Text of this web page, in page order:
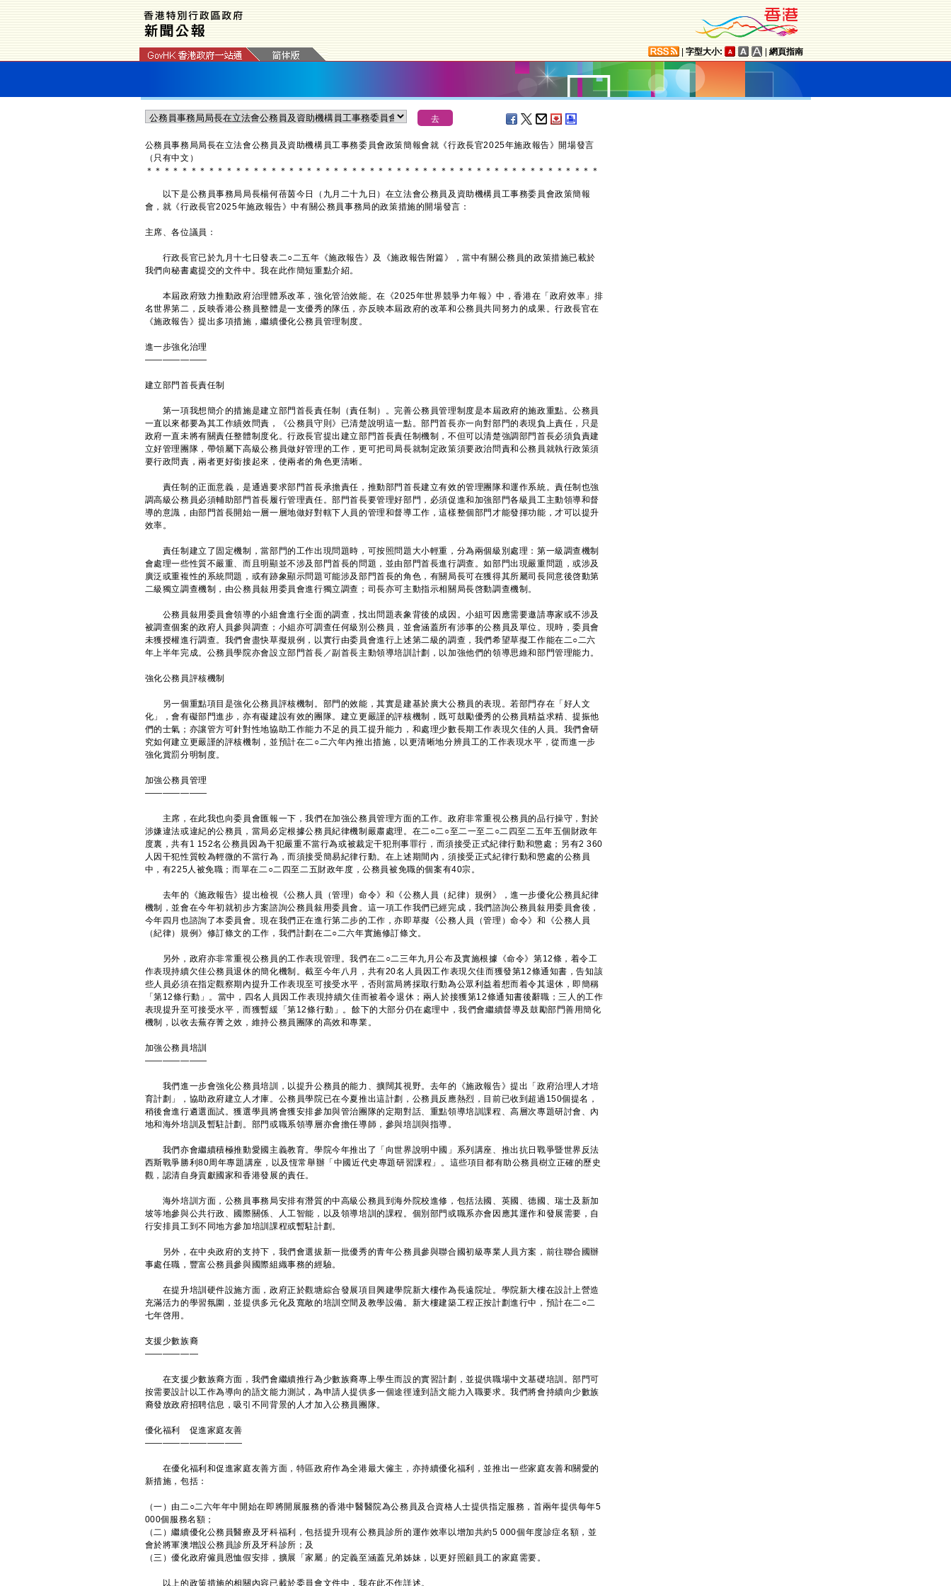
字型大小: 網頁指南
公務員事務局局長在立法會公務員及資助機構員工事務委員會政策簡報會就《行政長官2025年施政報告》開場發言
（只有中文）
＊ ＊ ＊ ＊ ＊ ＊ ＊ ＊ ＊ ＊ ＊ ＊ ＊ ＊ ＊ ＊ ＊ ＊ ＊ ＊ ＊ ＊ ＊ ＊ ＊ ＊ ＊ ＊ ＊ ＊ ＊ ＊ ＊ ＊ ＊ ＊ ＊ ＊ ＊ ＊ ＊ ＊ ＊ ＊ ＊ ＊ ＊ ＊ ＊ ＊ ＊
以下是公務員事務局局長楊何蓓茵今日（九月二十九日）在立法會公務員及資助機構員工事務委員會政策簡報
會，就《行政長官2025年施政報告》中有關公務員事務局的政策措施的開場發言：
主席、各位議員：
行政長官已於九月十七日發表二○二五年《施政報告》及《施政報告附篇》，當中有關公務員的政策措施已載於
我們向秘書處提交的文件中。我在此作簡短重點介紹。
本屆政府致力推動政府治理體系改革，強化管治效能。在《2025年世界競爭力年報》中，香港在「政府效率」排
名世界第二，反映香港公務員整體是一支優秀的隊伍，亦反映本屆政府的改革和公務員共同努力的成果。行政長官在
《施政報告》提出多項措施，繼續優化公務員管理制度。
進一步強化治理
———————
建立部門首長責任制
第一項我想簡介的措施是建立部門首長責任制（責任制）。完善公務員管理制度是本屆政府的施政重點。公務員
一直以來都要為其工作績效問責，《公務員守則》已清楚說明這一點。部門首長亦一向對部門的表現負上責任，只是
政府一直未將有關責任整體制度化。行政長官提出建立部門首長責任制機制，不但可以清楚強調部門首長必須負責建
立好管理團隊，帶領屬下高級公務員做好管理的工作，更可把司局長就制定政策須要政治問責和公務員就執行政策須
要行政問責，兩者更好銜接起來，使兩者的角色更清晰。
責任制的正面意義，是通過要求部門首長承擔責任，推動部門首長建立有效的管理團隊和運作系統。責任制也強
調高級公務員必須輔助部門首長履行管理責任。部門首長要管理好部門，必須促進和加強部門各級員工主動領導和督
導的意識，由部門首長開始一層一層地做好對轄下人員的管理和督導工作，這樣整個部門才能發揮功能，才可以提升
效率。
責任制建立了固定機制，當部門的工作出現問題時，可按照問題大小輕重，分為兩個級別處理：第一級調查機制
會處理一些性質不嚴重、而且明顯並不涉及部門首長的問題，並由部門首長進行調查。如部門出現嚴重問題，或涉及
廣泛或重複性的系統問題，或有跡象顯示問題可能涉及部門首長的角色，有關局長可在獲得其所屬司長同意後啓動第
二級獨立調查機制，由公務員敍用委員會進行獨立調查；司長亦可主動指示相關局長啓動調查機制。
公務員敍用委員會領導的小組會進行全面的調查，找出問題表象背後的成因。小組可因應需要邀請專家或不涉及
被調查個案的政府人員參與調查；小組亦可調查任何級別公務員，並會涵蓋所有涉事的公務員及單位。現時，委員會
未獲授權進行調查。我們會盡快草擬規例，以實行由委員會進行上述第二級的調查，我們希望草擬工作能在二○二六
年上半年完成。公務員學院亦會設立部門首長／副首長主動領導培訓計劃，以加強他們的領導思維和部門管理能力。
強化公務員評核機制
另一個重點項目是強化公務員評核機制。部門的效能，其實是建基於廣大公務員的表現。若部門存在「好人文
化」，會有礙部門進步，亦有礙建設有效的團隊。建立更嚴謹的評核機制，既可鼓勵優秀的公務員精益求精、提振他
們的士氣；亦讓管方可針對性地協助工作能力不足的員工提升能力，和處理少數長期工作表現欠佳的人員。我們會研
究如何建立更嚴謹的評核機制，並預計在二○二六年內推出措施，以更清晰地分辨員工的工作表現水平，從而進一步
強化賞罰分明制度。
加強公務員管理
———————
主席，在此我也向委員會匯報一下，我們在加強公務員管理方面的工作。政府非常重視公務員的品行操守，對於
涉嫌違法或違紀的公務員，當局必定根據公務員紀律機制嚴肅處理。在二○二○至二一至二○二四至二五年五個財政年
度裏，共有1 152名公務員因為干犯嚴重不當行為或被裁定干犯刑事罪行，而須接受正式紀律行動和懲處；另有2 360
人因干犯性質較為輕微的不當行為，而須接受簡易紀律行動。在上述期間內，須接受正式紀律行動和懲處的公務員
中，有225人被免職；而單在二○二四至二五財政年度，公務員被免職的個案有40宗。
去年的《施政報告》提出檢視《公務人員（管理）命令》和《公務人員（紀律）規例》，進一步優化公務員紀律
機制，並會在今年初就初步方案諮詢公務員敍用委員會。這一項工作我們已經完成，我們諮詢公務員敍用委員會後，
今年四月也諮詢了本委員會。現在我們正在進行第二步的工作，亦即草擬《公務人員（管理）命令》和《公務人員
（紀律）規例》修訂條文的工作，我們計劃在二○二六年實施修訂條文。
另外，政府亦非常重視公務員的工作表現管理。我們在二○二三年九月公布及實施根據《命令》第12條，着令工
作表現持續欠佳公務員退休的簡化機制。截至今年八月，共有20名人員因工作表現欠佳而獲發第12條通知書，告知該
些人員必須在指定觀察期內提升工作表現至可接受水平，否則當局將採取行動為公眾利益着想而着令其退休，即簡稱
「第12條行動」。當中，四名人員因工作表現持續欠佳而被着令退休；兩人於接獲第12條通知書後辭職；三人的工作
表現提升至可接受水平，而獲暫緩「第12條行動」。餘下的大部分仍在處理中，我們會繼續督導及鼓勵部門善用簡化
機制，以收去蕪存菁之效，維持公務員團隊的高效和專業。
加強公務員培訓
———————
我們進一步會強化公務員培訓，以提升公務員的能力、擴闊其視野。去年的《施政報告》提出「政府治理人才培
育計劃」，協助政府建立人才庫。公務員學院已在今夏推出這計劃，公務員反應熱烈，目前已收到超過150個提名，
稍後會進行遴選面試。獲選學員將會獲安排參加與管治團隊的定期對話、重點領導培訓課程、高層次專題研討會、內
地和海外培訓及暫駐計劃。部門或職系領導層亦會擔任導師，參與培訓與指導。
我們亦會繼續積極推動愛國主義教育。學院今年推出了「向世界說明中國」系列講座、推出抗日戰爭暨世界反法
西斯戰爭勝利80周年專題講座，以及恆常舉辦「中國近代史專題研習課程」。這些項目都有助公務員樹立正確的歷史
觀，認清自身貢獻國家和香港發展的責任。
海外培訓方面，公務員事務局安排有潛質的中高級公務員到海外院校進修，包括法國、英國、德國、瑞士及新加
坡等地參與公共行政、國際關係、人工智能，以及領導培訓的課程。個別部門或職系亦會因應其運作和發展需要，自
行安排員工到不同地方參加培訓課程或暫駐計劃。
另外，在中央政府的支持下，我們會選拔新一批優秀的青年公務員參與聯合國初級專業人員方案，前往聯合國辦
事處任職，豐富公務員參與國際組織事務的經驗。
在提升培訓硬件設施方面，政府正於觀塘綜合發展項目興建學院新大樓作為長遠院址。學院新大樓在設計上營造
充滿活力的學習氛圍，並提供多元化及寬敞的培訓空間及教學設備。新大樓建築工程正按計劃進行中，預計在二○二
七年啓用。
支援少數族裔
——————
在支援少數族裔方面，我們會繼續推行為少數族裔專上學生而設的實習計劃，並提供職場中文基礎培訓。部門可
按需要設計以工作為導向的語文能力測試，為申請人提供多一個途徑達到語文能力入職要求。我們將會持續向少數族
裔發放政府招聘信息，吸引不同背景的人才加入公務員團隊。
優化福利 促進家庭友善
———————————
在優化福利和促進家庭友善方面，特區政府作為全港最大僱主，亦持續優化福利，並推出一些家庭友善和關愛的
新措施，包括：
（一）由二○二六年年中開始在即將開展服務的香港中醫醫院為公務員及合資格人士提供指定服務，首兩年提供每年5
000個服務名額；
（二）繼續優化公務員醫療及牙科福利，包括提升現有公務員診所的運作效率以增加共約5 000個年度診症名額，並
會於將軍澳增設公務員診所及牙科診所；及
（三）優化政府僱員恩恤假安排，擴展「家屬」的定義至涵蓋兄弟姊妹，以更好照顧員工的家庭需要。
以上的政策措施的相關內容已載於委員會文件中，我在此不作詳述。